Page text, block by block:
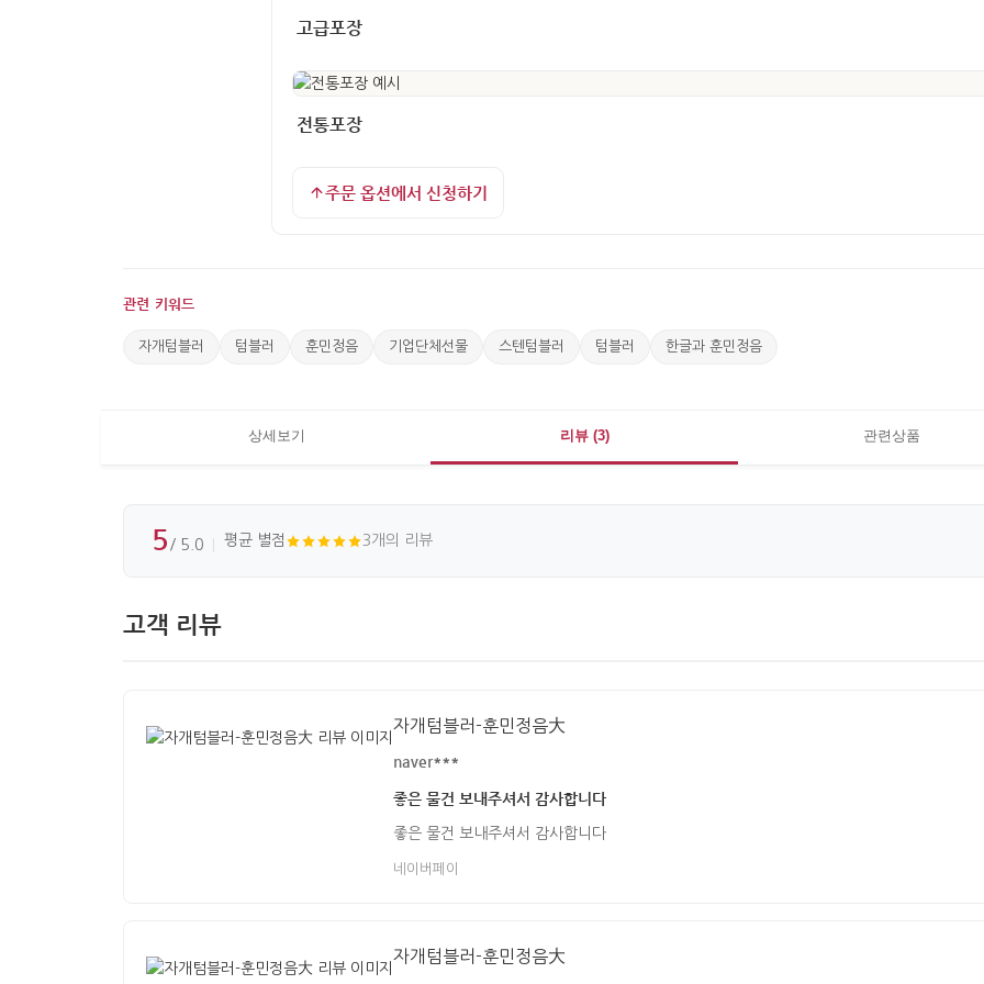
고급포장
전통포장
주문 옵션에서 신청하기
관련 키워드
자개텀블러 텀블러 훈민정음 기업단체선물 스텐텀블러 텀블러 한글과 훈민정음
상세보기 리뷰 (3) 관련상품
5 / 5.0 평균 별점 3개의 리뷰
고객 리뷰
자개텀블러-훈민정음大
naver***
좋은 물건 보내주셔서 감사합니다
좋은 물건 보내주셔서 감사합니다
네이버페이
자개텀블러-훈민정음大